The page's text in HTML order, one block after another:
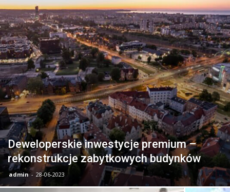
Deweloperskie inwestycje premium –
rekonstrukcje zabytkowych budynków
admin - 28-06-2023